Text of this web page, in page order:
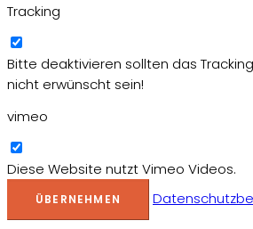
Tracking
Bitte deaktivieren sollten das
nicht erwünscht sein!
vimeo
Diese Website nutzt Vimeo Videos.